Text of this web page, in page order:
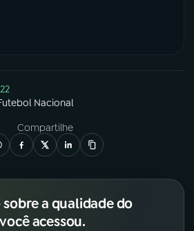
Nacional
Compartilhe
sobre a qualidade do
acessou.